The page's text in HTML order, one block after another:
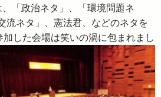
「政治ネタ」、「環境問題ネ
流ネタ」、憲法君、などのネタを
した会場は笑いの渦に包まれまし